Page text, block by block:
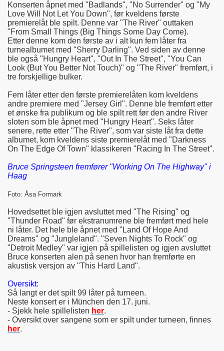
Konserten åpnet med "Badlands", "No Surrender" og "My
Love Will Not Let You Down", før kveldens første
premierelåt ble spilt. Denne var "The River" outtaken
"From Small Things (Big Things Some Day Come).
Etter denne kom den første av i alt kun fem låter fra
turnealbumet med "Sherry Darling". Ved siden av denne
ble også "Hungry Heart", "Out In The Street", "You Can
Look (But You Better Not Touch)" og "The River" fremført, i
tre forskjellige bulker.
Fem låter etter den første premierelåten kom kveldens
andre premiere med "Jersey Girl". Denne ble fremført etter
et ønske fra publikum og ble spilt rett før den andre River
sloten som ble åpnet med "Hungry Heart". Seks låter
senere, rette etter "The River", som var siste låt fra dette
albumet, kom kveldens siste premierelåt med "Darkness
On The Edge Of Town" klassikeren "Racing In The Street".
Bruce Springsteen fremfører "Working On The Highway" i
Haag
Foto: Åsa Formark
Hovedsettet ble igjen avsluttet med "The Rising" og
"Thunder Road" før ekstranumrene ble fremført med hele
ni låter. Det hele ble åpnet med "Land Of Hope And
Dreams" og "Jungleland". "Seven Nights To Rock" og
"Detroit Medley" var igjen på spillelisten og igjen avsluttet
Bruce konserten alen på senen hvor han fremførte en
akustisk versjon av "This Hard Land".
Oversikt:
Så langt er det spilt 99 låter på turneen.
Neste konsert er i München den 17. juni.
- Sjekk hele spillelisten her.
- Oversikt over sangene som er spilt under turneen, finnes
her.